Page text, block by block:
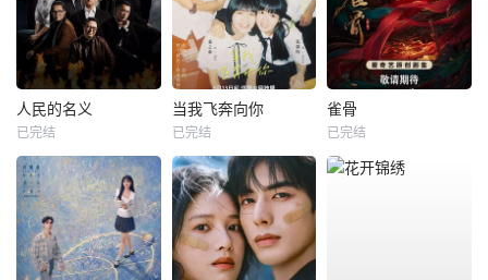
人民的名义
已完结
当我飞奔向你
已完结
雀骨
已完结